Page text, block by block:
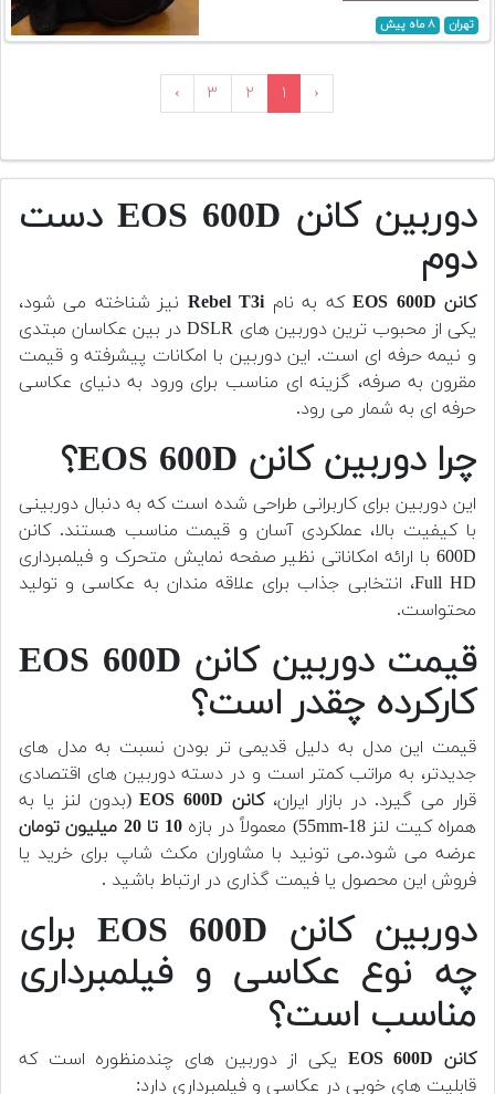
تهران ۸ ماه پیش
‹ ۱ ۲ ۳ ›
دوربین کانن EOS 600D دست
دوم
کانن EOS 600D که به نامRebel T3i نیز شناخته می شود،
یکی از محبوب ترین دوربین های DSLR در بین عکاسان مبتدی
و نیمه حرفه ای است. این دوربین با امکانات پیشرفته و قیمت
مقرون به صرفه، گزینه ای مناسب برای ورود به دنیای عکاسی
حرفه ای به شمار می رود.
چرا دوربین کانن EOS 600D؟
این دوربین برای کاربرانی طراحی شده است که به دنبال دوربینی
با کیفیت بالا، عملکردی آسان و قیمت مناسب هستند. کانن
600D با ارائه امکاناتی نظیر صفحه نمایش متحرک و فیلمبرداری
Full HD، انتخابی جذاب برای علاقه مندان به عکاسی و تولید
محتواست.
قیمت دوربین کانن EOS 600D
کارکرده چقدر است؟
قیمت این مدل به دلیل قدیمی تر بودن نسبت به مدل های
جدیدتر، به مراتب کمتر است و در دسته دوربین های اقتصادی
قرار می گیرد. در بازار ایران،کانن EOS 600D
(بدون لنز یا به
همراه کیت لنز 18-55mm) معمولاً در بازه
10 تا 20 میلیون تومان
عرضه می شود.می تونید با مشاوران مکث شاپ برای خرید یا
فروش این محصول یا فیمت گذاری در ارتباط باشید .
دوربین کانن EOS 600D برای
چه نوع عکاسی و فیلمبرداری
مناسب است؟
کانن EOS 600D
یکی از دوربین های چندمنظوره است که
قابلیت های خوبی در عکاسی و فیلمبرداری دارد: